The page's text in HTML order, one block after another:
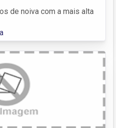
de noiva com a mais alta